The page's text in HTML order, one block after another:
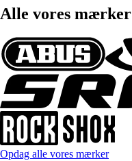
Alle vores mærker
Opdag alle vores mærker